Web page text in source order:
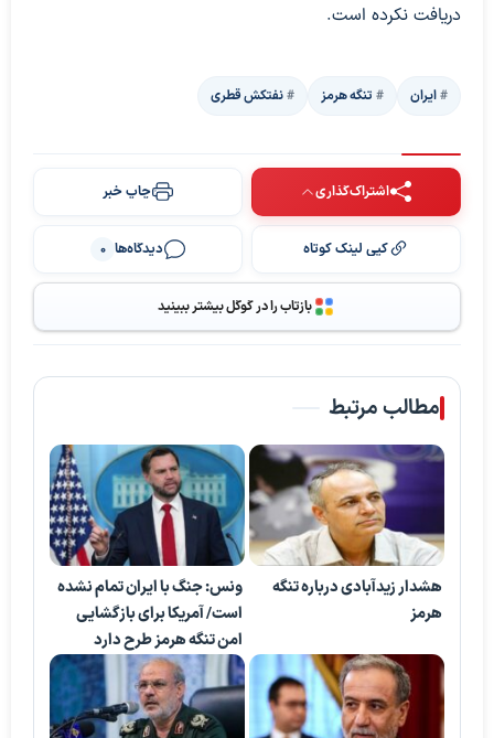
دریافت نکرده است.
ایران تنگه هرمز نفتکش قطری
اشتراک‌گذاری چاپ خبر
کپی لینک کوتاه دیدگاه‌ها 0
بازتاب را در گوگل بیشتر ببینید
مطالب مرتبط
هشدار زیدآبادی درباره تنگه
هرمز
ونس: جنگ با ایران تمام نشده
است/ آمریکا برای بازگشایی
امن تنگه هرمز طرح دارد